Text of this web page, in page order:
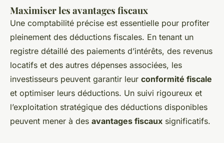
Maximiser les avantages fiscaux
Une comptabilité précise est essentielle pour profiter
pleinement des déductions fiscales. En tenant un
registre détaillé des paiements d’intérêts, des revenus
locatifs et des autres dépenses associées, les
investisseurs peuvent garantir leur conformité fiscale
et optimiser leurs déductions. Un suivi rigoureux et
l’exploitation stratégique des déductions disponibles
peuvent mener à des avantages fiscaux significatifs.